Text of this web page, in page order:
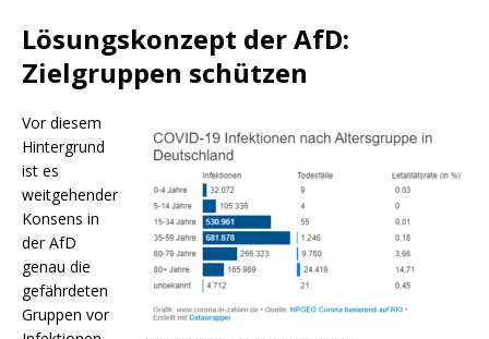
Lösungskonzept der AfD:
Zielgruppen schützen
Vor diesem
Hintergrund
ist es
weitgehender
Konsens in
der AfD
genau die
gefährdeten
Gruppen vor